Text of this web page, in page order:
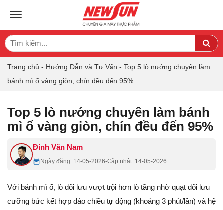
TOGGLE NAVIGATION
Search
for:
Trang chủ - Hướng Dẫn và Tư Vấn - Top 5 lò nướng chuyên làm
bánh mì ổ vàng giòn, chín đều đến 95%
Top 5 lò nướng chuyên làm bánh
mì ổ vàng giòn, chín đều đến 95%
Đinh Văn Nam
Ngày đăng: 14-05-2026-Cập nhật: 14-05-2026
Với bánh mì ổ, lò đối lưu vượt trội hơn lò tầng nhờ quạt đối lưu
cưỡng bức kết hợp đảo chiều tự động (khoảng 3 phút/lần) và hệ